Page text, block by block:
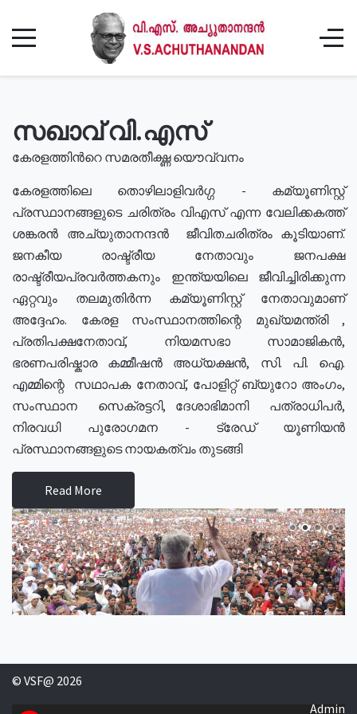
സഖാവ് വി.എസ്
കേരളത്തിൻറെ സമരതീക്ഷ്ണ യൌവ്വനം
കേരളത്തിലെ തൊഴിലാളിവർഗ്ഗ - കമ്യൂണിസ്റ്റ്
പ്രസ്ഥാനങ്ങളുടെ ചരിത്രം വിഎസ് എന്ന വേലിക്കകത്ത്
ശങ്കരൻ അച്യുതാനന്ദൻ ജീവിതചരിത്രം കൂടിയാണ്.
ജനകീയ രാഷ്ട്രീയ നേതാവും ജനപക്ഷ
രാഷ്ട്രീയപ്രവർത്തകനും ഇന്ത്യയിലെ ജീവിച്ചിരിക്കുന്ന
ഏറ്റവും തലമുതിർന്ന കമ്യൂണിസ്റ്റ് നേതാവുമാണ്
അദ്ദേഹം. കേരള സംസ്ഥാനത്തിന്റെ മുഖ്യമന്ത്രി ,
പ്രതിപക്ഷനേതാവ്, നിയമസഭാ സാമാജികൻ,
ഭരണപരിഷ്കാര കമ്മീഷൻ അധ്യക്ഷൻ, സി. പി. ഐ.
എമ്മിന്റെ സഥാപക നേതാവ്, പോളിറ്റ് ബ്യുറോ അംഗം,
സംസ്ഥാന സെക്രട്ടറി, ദേശാഭിമാനി പത്രാധിപർ,
നിരവധി പുരോഗമന - ട്രേഡ് യൂണിയൻ
പ്രസ്ഥാനങ്ങളുടെ നായകത്വം തുടങ്ങി
Read More
© VSF@ 2026
Admin